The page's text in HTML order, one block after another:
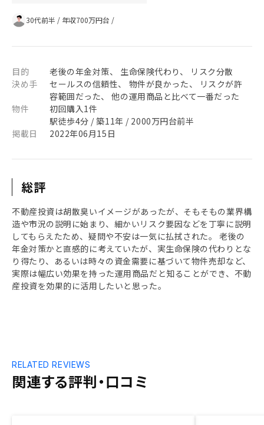
30代前半 / 年収700万円台 /
目的
老後の年金対策、 生命保険代わり、 リスク分散
決め手
セールスの信頼性、 物件が良かった、 リスクが許
容範囲だった、 他の運用商品と比べて一番だった
物件
初回購入1件
駅徒歩4分 / 築11年 / 2000万円台前半
掲載日
2022年06月15日
総評
不動産投資は胡散臭いイメージがあったが、そもそもの業界構
造や市況の説明に始まり、細かいリスク要因などを丁寧に説明
してもらえたため、疑問や不安は一気に払拭された。 老後の
年金対策かと直感的に考えていたが、実生命保険の代わりとな
り得たり、あるいは時々の資金需要に基づいて物件売却など、
実際は幅広い効果を持った運用商品だと知ることができ、不動
産投資を効果的に活用したいと思った。
関連する評判・口コミ
RELATED REVIEWS